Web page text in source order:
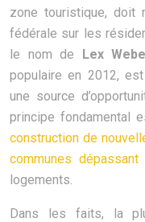
zone touristique, doit
fédérale sur les
le nom de Lex
populaire en 2012,
une source
principe fondamental
construction de
communes
logements.
Dans les faits, la